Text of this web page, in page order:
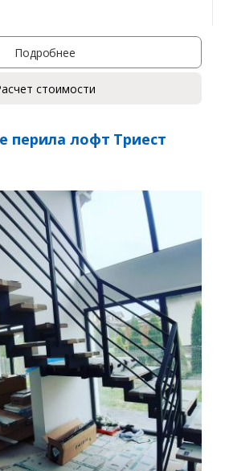
Подробнее
стоимости
перила лофт Триест